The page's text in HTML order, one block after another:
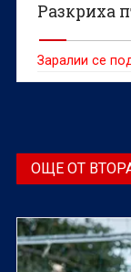
Разкриха
Заралии се
ОЩЕ ОТ